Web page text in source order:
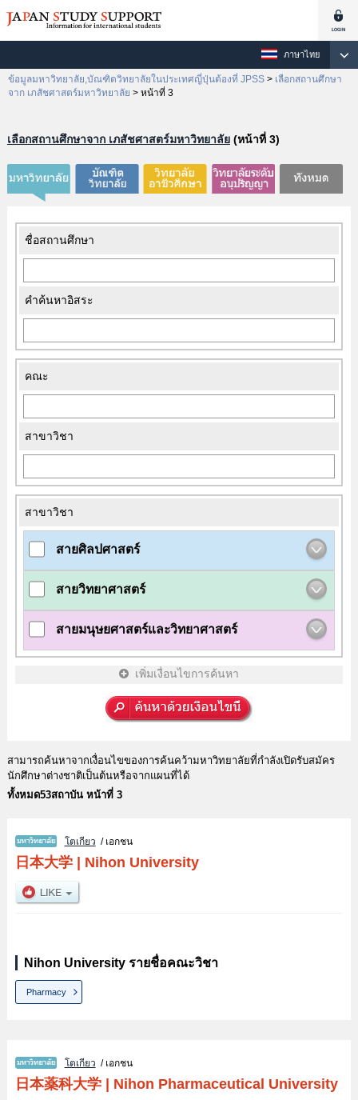
ภาษาไทย
ข้อมูลมหาวิทยาลัย,บัณฑิตวิทยาลัยในประเทศญี่ปุ่นต้องที่ JPSS > เลือกสถานศึกษา
จาก เภสัชศาสตร์มหาวิทยาลัย > หน้าที่ 3
เลือกสถานศึกษาจาก เภสัชศาสตร์มหาวิทยาลัย(หน้าที่ 3)
ชื่อสถานศึกษา
คำค้นหาอิสระ
คณะ
สาขาวิชา
สาขาวิชา
สายศิลปศาสตร์
สายวิทยาศาสตร์
สายมนุษยศาสตร์และวิทยาศาสตร์
เพิ่มเงื่อนไขการค้นหา
สามารถค้นหาจากเงื่อนไขของการค้นคว้ามหาวิทยาลัยที่กำลังเปิดรับสมัคร
นักศึกษาต่างชาติเป็นต้นหรือจากแผนที่ได้
ทั้งหมด53สถาบัน หน้าที่ 3
โตเกียว / เอกชน
日本大学| Nihon University
Nihon University รายชื่อคณะวิชา
Pharmacy
โตเกียว / เอกชน
日本薬科大学| Nihon Pharmaceutical University